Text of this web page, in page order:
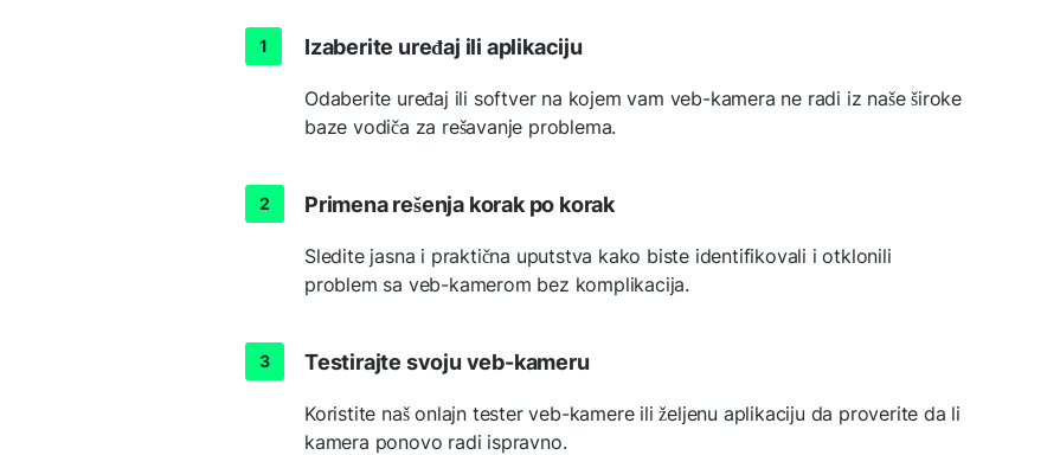
Izaberite uređaj ili aplikaciju
Odaberite uređaj ili softver na kojem vam veb-kamera ne radi iz naše široke
baze vodiča za rešavanje problema.
Primena rešenja korak po korak
Sledite jasna i praktična uputstva kako biste identifikovali i otklonili
problem sa veb-kamerom bez komplikacija.
Testirajte svoju veb-kameru
Koristite naš onlajn tester veb-kamere ili željenu aplikaciju da proverite da li
kamera ponovo radi ispravno.